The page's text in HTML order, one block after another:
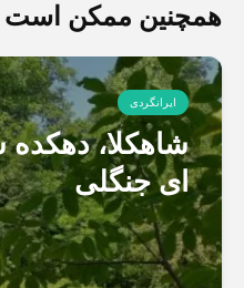
همچنین ممکن است
ایرانگردی
شاهکلا،
ای جنگلی